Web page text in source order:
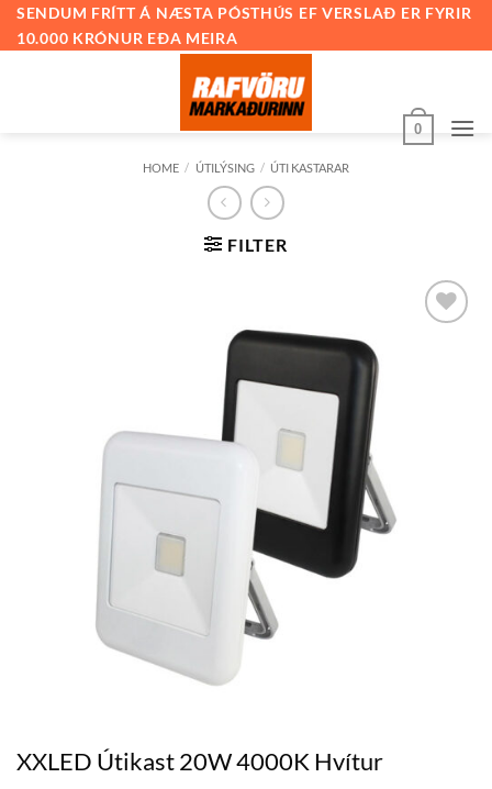
SkipSENDUM FRÍTT Á NÆSTA PÓSTHÚS EF VERSLAÐ ER FYRIR
10.000 KRÓNUR EÐA MEIRA
0
HOME / ÚTILÝSING / ÚTI KASTARAR
FILTER
XXLED Útikast 20W 4000K Hvítur